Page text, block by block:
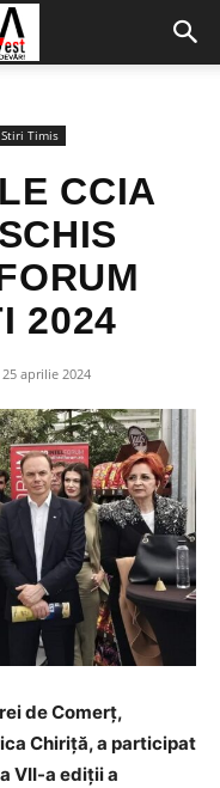
Stiri Timis
CCIA
2024
25 aprilie 2024
de Comerț,
Chiriţă, a participat
VII-a ediții a